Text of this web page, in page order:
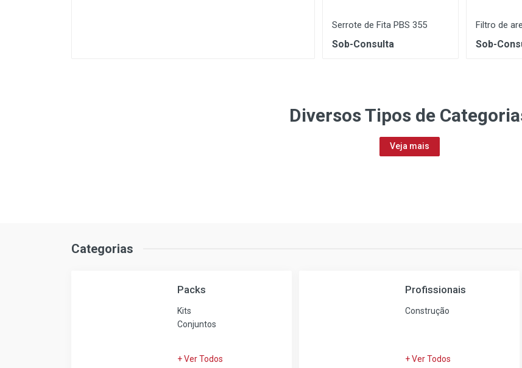
Serrote de Fita PBS 355
Sob-Consulta
Filtro de
Sob-
Diversos Tipos de
Veja mais
Categorias
Packs
Kits
Conjuntos
+ Ver Todos
Profissionais
Construção
+ Ver Todos